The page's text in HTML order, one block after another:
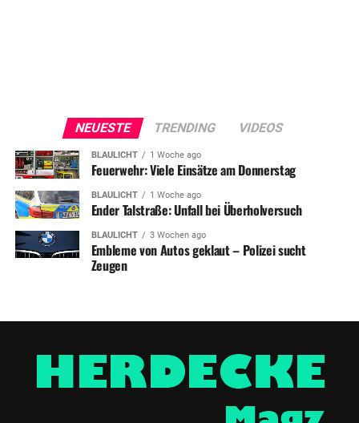
NEUESTE TRENDING VIDEOS
BLAULICHT 1 Woche ago
Feuerwehr: Viele Einsätze am Donnerstag
BLAULICHT 1 Woche ago
Ender Talstraße: Unfall bei Überholversuch
BLAULICHT 3 Wochen ago
Embleme von Autos geklaut – Polizei sucht
Zeugen